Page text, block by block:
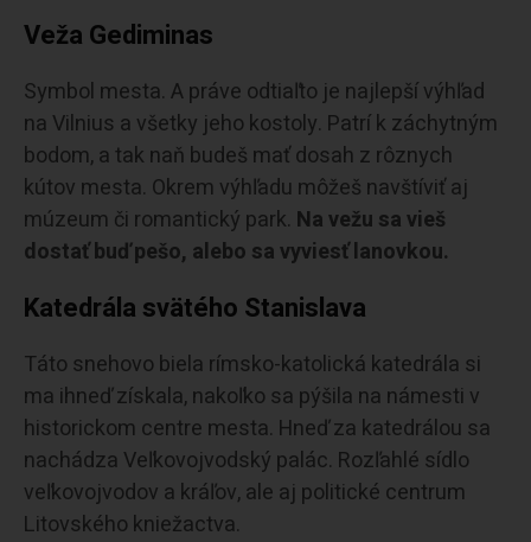
Veža Gediminas
Symbol mesta. A práve odtiaľto je najlepší výhľad
na Vilnius a všetky jeho kostoly. Patrí k záchytným
bodom, a tak naň budeš mať dosah z rôznych
kútov mesta. Okrem výhľadu môžeš navštíviť aj
múzeum či romantický park. Na vežu sa vieš
dostať buď pešo, alebo sa vyviesť lanovkou.
Katedrála svätého Stanislava
Táto snehovo biela rímsko-katolická katedrála si
ma ihneď získala, nakoľko sa pýšila na námesti v
historickom centre mesta. Hneď za katedrálou sa
nachádza Veľkovojvodský palác. Rozľahlé sídlo
veľkovojvodov a kráľov, ale aj politické centrum
Litovského kniežactva.